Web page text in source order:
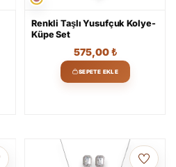
Renkli Taşlı Yusufçuk Kolye-
Küpe Set
575,00₺
SEPETE EKLE